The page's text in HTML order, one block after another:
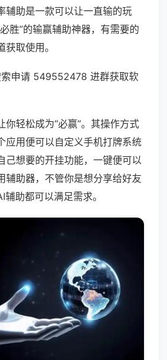
辅助是一款可以让一直输的玩
胜”的输赢辅助神器，有需要的
取使用。
申请 549552478 进群获取软
你轻松成为“必赢”。其操作方式
应用便可以自定义手机打牌系统
己想要的开挂功能，一键便可以
辅助器，不管你是想分享给好友
助都可以满足需求。